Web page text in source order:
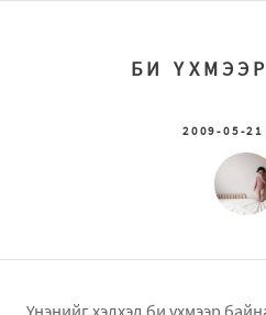
БИ
2009-05-